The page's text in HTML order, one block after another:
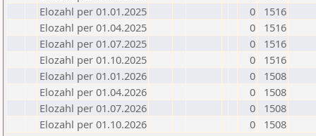
Elozahl per 01.01.2025
0
1516
Elozahl per 01.04.2025
0
1516
Elozahl per 01.07.2025
0
1516
Elozahl per 01.10.2025
0
1516
Elozahl per 01.01.2026
0
1508
Elozahl per 01.04.2026
0
1508
Elozahl per 01.07.2026
0
1508
Elozahl per 01.10.2026
0 1508